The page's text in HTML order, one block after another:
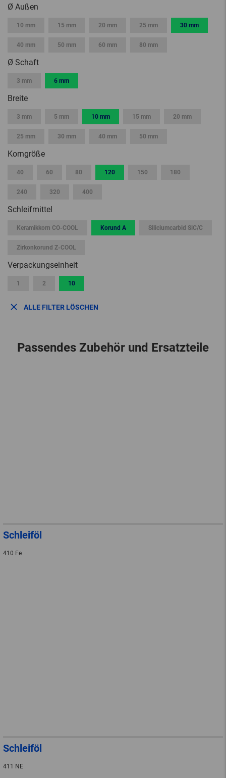
Ø Außen
10 mm 15 mm 20 mm 25 mm 30 mm
40 mm 50 mm 60 mm 80 mm
Ø Schaft
3 mm 6 mm
Breite
3 mm 5 mm 10 mm 15 mm 20 mm
25 mm 30 mm 40 mm 50 mm
Korngröße
40 60 80 120 150 180
240 320 400
Schleifmittel
Keramikkorn CO-COOL Korund A Siliciumcarbid SiC/C
Zirkonkorund Z-COOL
Verpackungseinheit
1 2 10
ALLE FILTER LÖSCHEN
Passendes Zubehör und Ersatzteile
Schleiföl
410 Fe
Schleiföl
411 NE